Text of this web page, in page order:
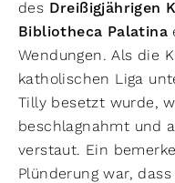
des Dreißigjährigen
Bibliotheca Palatina
Wendungen. Als die
katholischen Liga
Tilly besetzt wurde,
beschlagnahmt und
verstaut. Ein
Plünderung war,